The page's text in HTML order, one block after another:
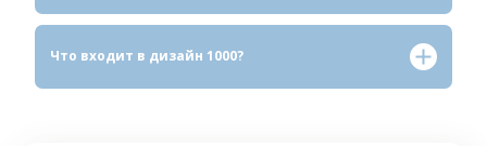
Что входит в дизайн 1000?